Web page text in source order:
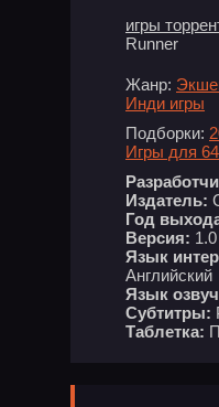
игры
Runner
Жанр:
Инди игры
Подборки:
Игры для
Издатель:
Год
Версия: 1.0
Язык
Английский
Язык
Субтитры:
Таблетка: